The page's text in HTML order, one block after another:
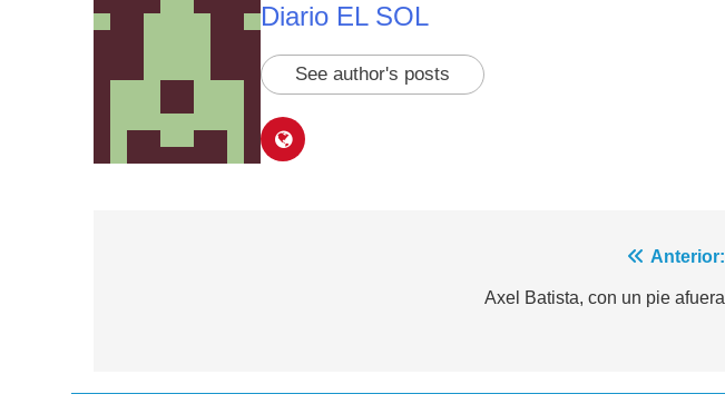
Diario EL SOL
See author's posts
Anterior:
Axel Batista, con un pie afuera